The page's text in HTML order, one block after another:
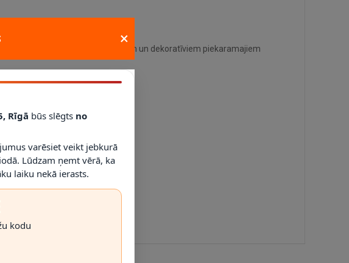
gaismekļiem, stikla kupoliem un dekoratīviem piekaramajiem
×
Rīgā būs slēgts no
varēsiet veikt jebkurā
Lūdzam ņemt vērā, ka
laiku nekā ierasts.
kodu